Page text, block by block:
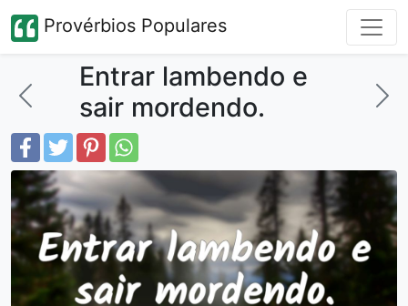
Provérbios Populares
Entrar lambendo e
sair mordendo.